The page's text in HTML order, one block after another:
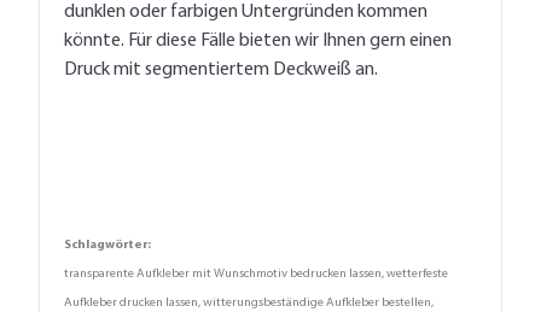
dunklen oder farbigen Untergründen kommen
könnte. Für diese Fälle bieten wir Ihnen gern einen
Druck mit segmentiertem Deckweiß an.
Schlagwörter:
transparente Aufkleber mit Wunschmotiv bedrucken lassen, wetterfeste
Aufkleber drucken lassen, witterungsbeständige Aufkleber bestellen,